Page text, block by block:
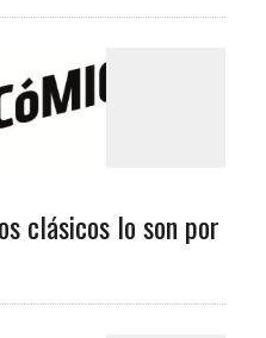
clásicos lo son por